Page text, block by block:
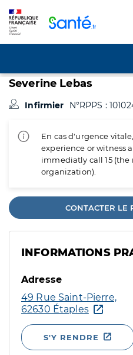
Severine Lebas
Infirmier N°RPPS :
En cas d'urgence
experience or witness
immediatly call 15
organization).
CONTACTER LE
INFORMATIONS
Adresse
49 Rue Saint-Pierre,
62630 Étaples
S'Y RENDRE